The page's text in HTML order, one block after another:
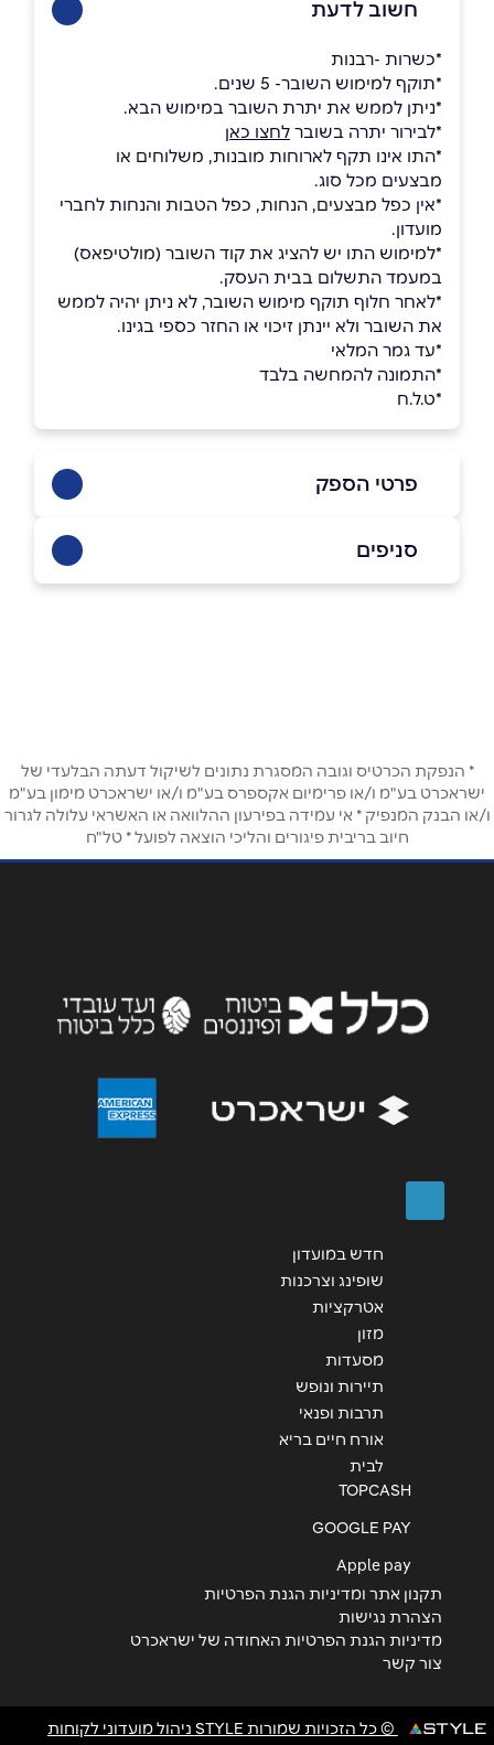
חשוב לדעת
*כשרות -רבנות
*תוקף למימוש השובר- 5 שנים.
*ניתן לממש את יתרת השובר במימוש הבא.
*לבירור יתרה בשובר לחצו כאן
*התו אינו תקף לארוחות מובנות, משלוחים או
מבצעים מכל סוג.
*אין כפל מבצעים, הנחות, כפל הטבות והנחות לחברי
מועדון.
*למימוש התו יש להציג את קוד השובר (מולטיפאס)
במעמד התשלום בבית העסק.
*לאחר חלוף תוקף מימוש השובר, לא ניתן יהיה לממש
את השובר ולא יינתן זיכוי או החזר כספי בגינו.
*עד גמר המלאי
*התמונה להמחשה בלבד
*ט.ל.ח
פרטי הספק
בפייסבוק באינסטגרם
טלפון*
אימייל *
הודעה*
סניפים
* הנפקת הכרטיס וגובה המסגרת נתונים לשיקול דעתה הבלעדי של
ישראכרט בע"מ ו/או פרימיום אקספרס בע"מ ו/או ישראכרט מימון בע"מ
ו/או הבנק המנפיק * אי עמידה בפירעון ההלוואה או האשראי עלולה לגרור
חיוב בריבית פיגורים והליכי הוצאה לפועל * טל"ח
חדש במועדון
שופינג וצרכנות
אטרקציות
מזון
מסעדות
תיירות ונופש
תרבות ופנאי
אורח חיים בריא
לבית
TOPCASH
GOOGLE PAY
Apple pay
תקנון אתר ומדיניות הגנת הפרטיות
הצהרת נגישות
מדיניות הגנת הפרטיות האחודה של ישראכרט
צור קשר
© כל הזכויות שמורות STYLE ניהול מועדוני לקוחות